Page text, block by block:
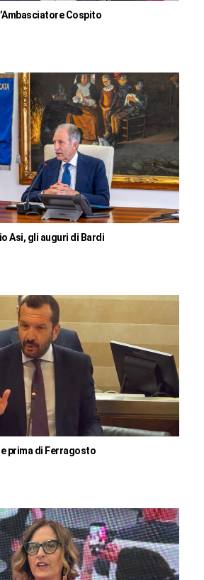
Cospito
Asi, gli auguri di Bardi
prima di Ferragosto